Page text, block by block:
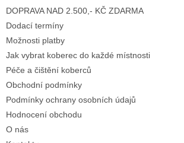
DOPRAVA NAD 2.500,- KČ ZDARMA
Dodací termíny
Možnosti platby
Jak vybrat koberec do každé místnosti
Péče a čištění koberců
Obchodní podmínky
Podmínky ochrany osobních údajů
Hodnocení obchodu
O nás